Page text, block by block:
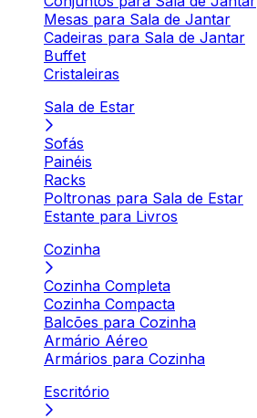
Mesas para Sala de Jantar
Cadeiras para Sala de Jantar
Buffet
Cristaleiras
Sala de Estar
Sofás
Painéis
Racks
Poltronas para Sala de Estar
Estante para Livros
Cozinha
Cozinha Completa
Cozinha Compacta
Balcões para Cozinha
Armário Aéreo
Armários para Cozinha
Escritório